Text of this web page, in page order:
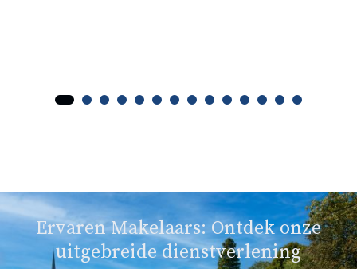
Ervaren Makelaars: Ontdek onze
uitgebreide dienstverlening